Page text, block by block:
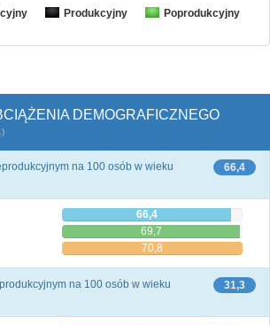
Produkcyjny Poprodukcyjny
DEMOGRAFICZNEGO
66,4
na 100 osób w wieku
66,4
69,7
70,8
31,3
na 100 osób w wieku